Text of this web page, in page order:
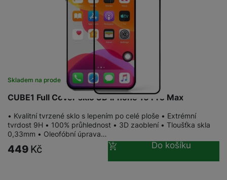
CUBE1 Full Cover sklo 3D iPhone 16 Pro Max
Skladem na prodejně na 19 prodejnách
• Kvalitní tvrzené sklo s lepením po celé ploše • Extrémní
tvrdost 9H • 100% průhlednost • 3D zaoblení • Tloušťka skla
0,33mm • Oleofóbní úprava…
449 Kč Do košíku